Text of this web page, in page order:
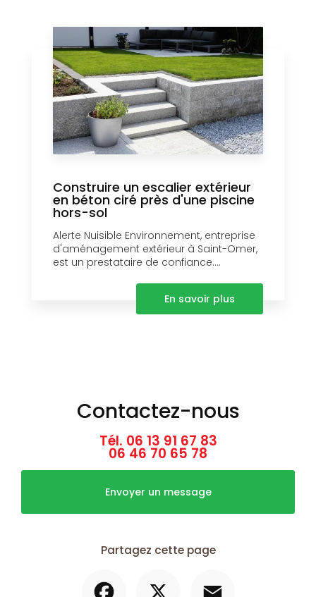
Construire un escalier extérieur
en béton ciré près d'une piscine
hors-sol
Alerte Nuisible Environnement, entreprise
d'aménagement extérieur à Saint-Omer,
est un prestataire de confiance....
En savoir plus
Contactez-nous
Tél. 06 13 91 67 83
06 46 70 65 78
Envoyer un message
Partagez cette page